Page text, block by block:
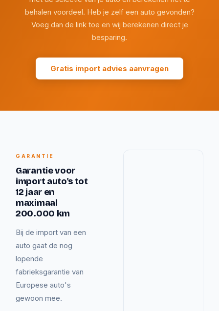
behalen voordeel. Heb je zelf een auto gevonden?
Voeg dan de link toe en wij berekenen direct je
besparing.
Gratis import advies aanvragen
GARANTIE
Garantie voor
import auto's tot
12 jaar en
maximaal
200.000 km
Bij de import van een
auto gaat de nog
lopende
fabrieksgarantie van
Europese auto's
gewoon mee.